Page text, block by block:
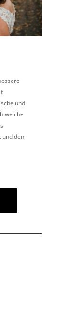
und
welche
und den